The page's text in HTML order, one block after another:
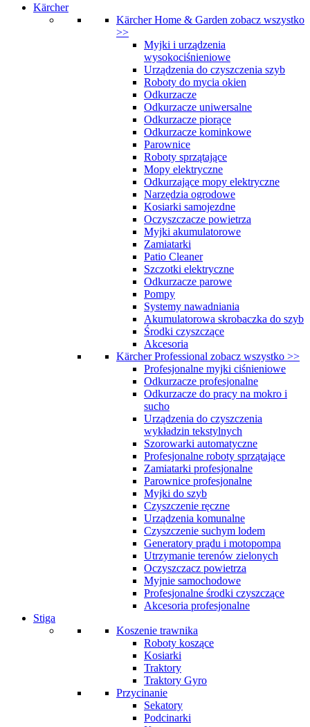
Kärcher
Kärcher Home & Garden zobacz wszystko
>>
Myjki i urządzenia
wysokociśnieniowe
Urządzenia do czyszczenia szyb
Roboty do mycia okien
Odkurzacze
Odkurzacze uniwersalne
Odkurzacze piorące
Odkurzacze kominkowe
Parownice
Roboty sprzątające
Mopy elektryczne
Odkurzające mopy elektryczne
Narzędzia ogrodowe
Kosiarki samojezdne
Oczyszczacze powietrza
Myjki akumulatorowe
Zamiatarki
Patio Cleaner
Szczotki elektryczne
Odkurzacze parowe
Pompy
Systemy nawadniania
Akumulatorowa skrobaczka do szyb
Środki czyszczące
Akcesoria
Kärcher Professional zobacz wszystko >>
Profesjonalne myjki ciśnieniowe
Odkurzacze profesjonalne
Odkurzacze do pracy na mokro i
sucho
Urządzenia do czyszczenia
wykładzin tekstylnych
Szorowarki automatyczne
Profesjonalne roboty sprzątające
Zamiatarki profesjonalne
Parownice profesjonalne
Myjki do szyb
Czyszczenie ręczne
Urządzenia komunalne
Czyszczenie suchym lodem
Generatory prądu i motopompa
Utrzymanie terenów zielonych
Oczyszczacz powietrza
Myjnie samochodowe
Profesjonalne środki czyszczące
Akcesoria profesjonalne
Stiga
Koszenie trawnika
Roboty koszące
Kosiarki
Traktory
Traktory Gyro
Przycinanie
Sekatory
Podcinarki